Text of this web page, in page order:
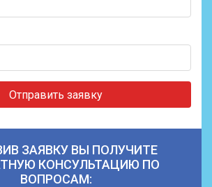
Отправить заявку
ЗАЯВКУ ВЫ ПОЛУЧИТЕ
КОНСУЛЬТАЦИЮ ПО
ВОПРОСАМ: